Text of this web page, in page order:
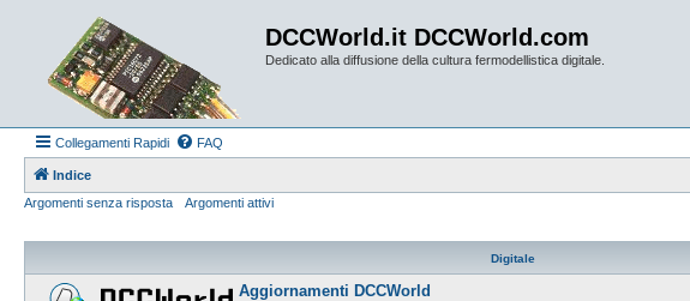
DCCWorld.it DCCWorld.com
Dedicato alla diffusione della cultura fermodellistica digitale.
Collegamenti Rapidi FAQ
Indice
Argomenti senza risposta
Argomenti attivi
Digitale
Aggiornamenti DCCWorld